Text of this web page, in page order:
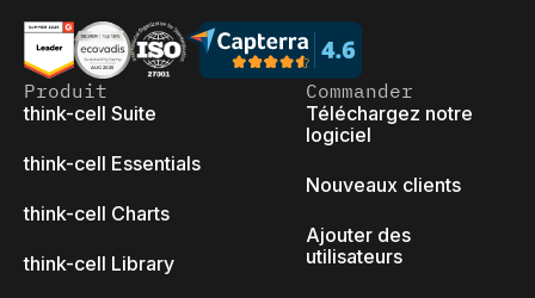
Produit
think-cell Suite
think-cell Essentials
think-cell Charts
think-cell Library
Commander
Téléchargez notre
logiciel
Nouveaux clients
Ajouter des
utilisateurs